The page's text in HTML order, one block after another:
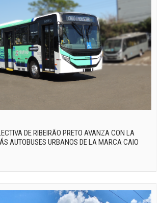
DE RIBEIRÃO PRETO AVANZA CON LA
AUTOBUSES URBANOS DE LA MARCA CAIO